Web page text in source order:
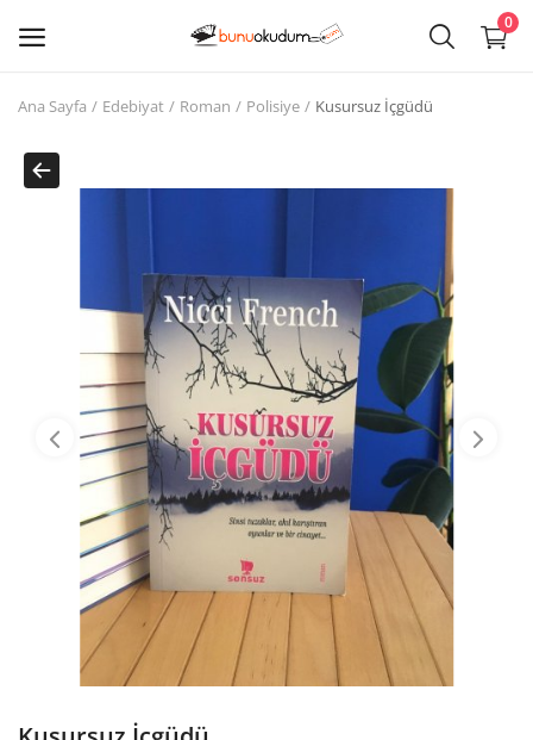
0
Sat
Ders - Sınav Kitapları
Çocuk Kitapları
Araştırma - Tarih
Din Tasavvuf
Ana Sayfa Edebiyat Roman Polisiye Kusursuz İçgüdü